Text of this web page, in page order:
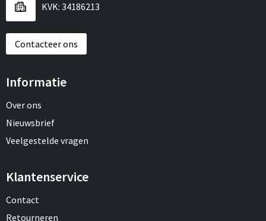
KVK: 34186213
Contacteer ons
Informatie
Over ons
Nieuwsbrief
Veelgestelde vragen
Klantenservice
Contact
Retourneren